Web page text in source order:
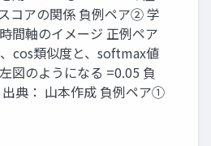
コアの関係 負例ペア② 学
間軸のイメージ 正例ペア
cos類似度と、softmax値
図のようになる =0.05 負
典： 山本作成 負例ペア①